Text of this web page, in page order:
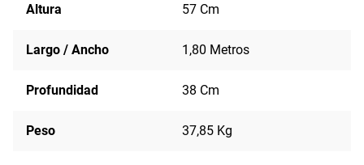
Altura 57 Cm
Largo / Ancho 1,80 Metros
Profundidad 38 Cm
Peso 37,85 Kg